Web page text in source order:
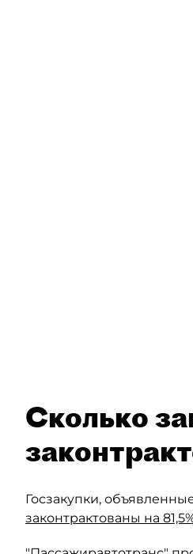
Сколько
Госзакупки,
законтрактованы на